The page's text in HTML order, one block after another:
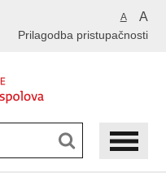
A A
Prilagodba pristupačnosti